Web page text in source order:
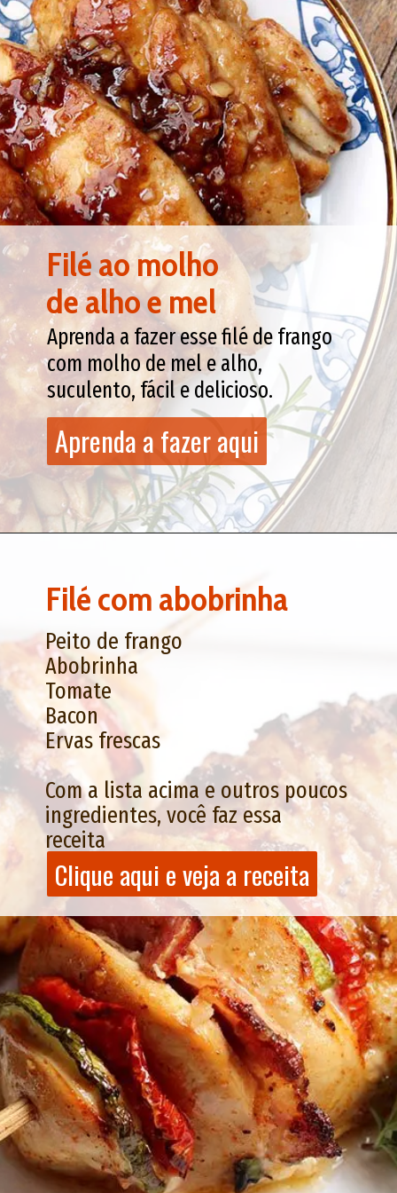
Aprenda a fazer esse filé de frango
com molho de mel e alho,
suculento, fácil e delicioso.
Filé ao molho
de alho e mel
Aprenda a fazer aqui
Aprenda a fazer aqui
Peito de frango
Abobrinha
Tomate
Bacon
Ervas frescas
Com a lista acima e outros poucos
ingredientes, você faz essa
receita
Filé com abobrinha
Clique aqui e veja a receita
Clique aqui e veja a receita